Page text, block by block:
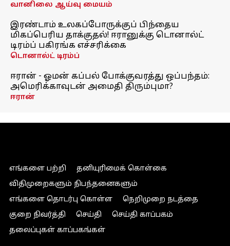
வானிலை ஆய்வு மையம்
இரண்டாம் உலகப்போருக்குப் பிந்தைய
மிகப்பெரிய தாக்குதல்! ஈரானுக்கு டொனால்ட்
டிரம்ப் பகிரங்க எச்சரிக்கை
டொனால்ட் டிரம்ப்
ஈரான் - ஓமன் கப்பல் போக்குவரத்து ஒப்பந்தம்:
அமெரிக்காவுடன் அமைதி திரும்புமா?
ஈரான்
எங்களை பற்றி
தனியுரிமைக் கொள்கை
விதிமுறைகளும் நிபந்தனைகளும்
எங்களை தொடர்பு கொள்ள
நெறிமுறை நடத்தை
குறை நிவர்த்தி
செய்தி
செய்தி காப்பகம்
தலைப்புகள் காப்பகங்கள்